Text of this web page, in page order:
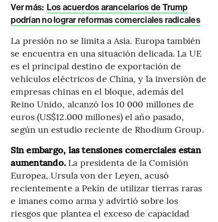
Ver más: Los acuerdos arancelarios de Trump
podrían no lograr reformas comerciales radicales
La presión no se limita a Asia. Europa también
se encuentra en una situación delicada. La UE
es el principal destino de exportación de
vehículos eléctricos de China, y la inversión de
empresas chinas en el bloque, además del
Reino Unido, alcanzó los 10 000 millones de
euros (US$12.000 millones) el año pasado,
según un estudio reciente de Rhodium Group.
Sin embargo, las tensiones comerciales están
aumentando. La presidenta de la Comisión
Europea, Ursula von der Leyen, acusó
recientemente a Pekín de utilizar tierras raras
e imanes como arma y advirtió sobre los
riesgos que plantea el exceso de capacidad